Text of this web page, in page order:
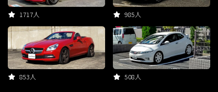
1717人 985人
853人 508人